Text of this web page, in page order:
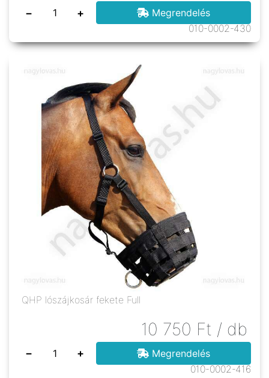
− +
Megrendelés
010-0002-430
QHP lószájkosár fekete Full
10 750 Ft / db
− +
Megrendelés
010-0002-416